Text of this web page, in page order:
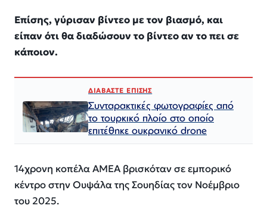
Επίσης, γύρισαν βίντεο με τον βιασμό, και
είπαν ότι θα διαδώσουν το βίντεο αν το πει σε
κάποιον.
ΔΙΑΒΑΣΤΕ ΕΠΙΣΗΣ
Συνταρακτικές φωτογραφίες από
το τουρκικό πλοίο στο οποίο
επιτέθηκε ουκρανικό drone
14χρονη κοπέλα ΑΜΕΑ βρισκόταν σε εμπορικό
κέντρο στην Ουψάλα της Σουηδίας τον Νοέμβριο
του 2025.